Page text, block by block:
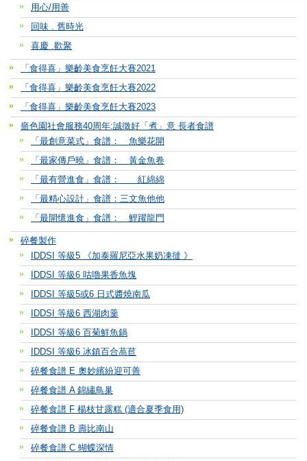
用心/用善
回味 . 舊時光
喜慶 .歡聚
「食得喜」樂齡美食烹飪大賽2021
「食得喜」樂齡美食烹飪大賽2022
「食得喜」樂齡美食烹飪大賽2023
嗇色園社會服務40周年:誠徵好「煮」意 長者食譜
「最創意菜式」食譜： 魚樂花開
「最家傳戶曉」食譜： 黃金魚卷
「最有營進食」食譜： 紅綿綿
「最精心設計」食譜：三文魚他他
「最開懷進食」食譜： 鯉躍龍門
碎餐製作
IDDSI 等級5 《加泰羅尼亞水果奶凍撻 》
IDDSI 等級6 咕嚕果香魚塊
IDDSI 等級5或6 日式醬燒南瓜
IDDSI 等級6 西湖肉羹
IDDSI 等級6 百菊鮮魚鍋
IDDSI 等級6 冰鎮百合萵苣
碎餐食譜 E 奧妙繽紛迎可善
碎餐食譜 A 錦繡鳥巢
碎餐食譜 F 楊枝甘露糕 (適合夏季食用)
碎餐食譜 B 壽比南山
碎餐食譜 C 蝴蝶深情